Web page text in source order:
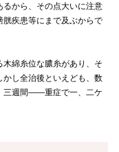
から、その点大いに注意
疾患等にまで及ぶからで
綿糸位な膿糸があり、そ
し全治後といえども、数
三週間――重症で一、二ケ